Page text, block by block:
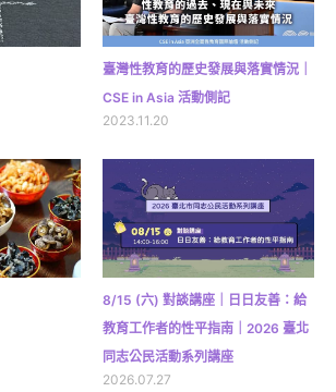
臺灣性教育的歷史發展與落實情況｜
CSE in Asia 活動側記
2023.11.20
8/15 (六) 對談講座｜日日友善：給
教育工作者的性平指南｜2026 臺北
同志公民活動系列講座
2026.07.27